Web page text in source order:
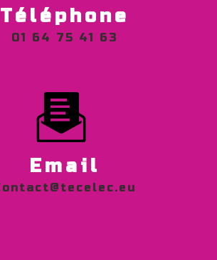
Téléphone
01 64 75 41 63
Email
contact@tecelec.eu